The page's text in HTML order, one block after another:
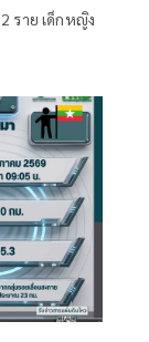
ราย เด็กหญิง